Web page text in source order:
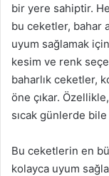
bir yere sahiptir.
bu ceketler, bahar
uyum sağlamak
kesim ve renk
baharlık ceketler,
öne çıkar.
sıcak günlerde
Bu ceketlerin en
kolayca uyum